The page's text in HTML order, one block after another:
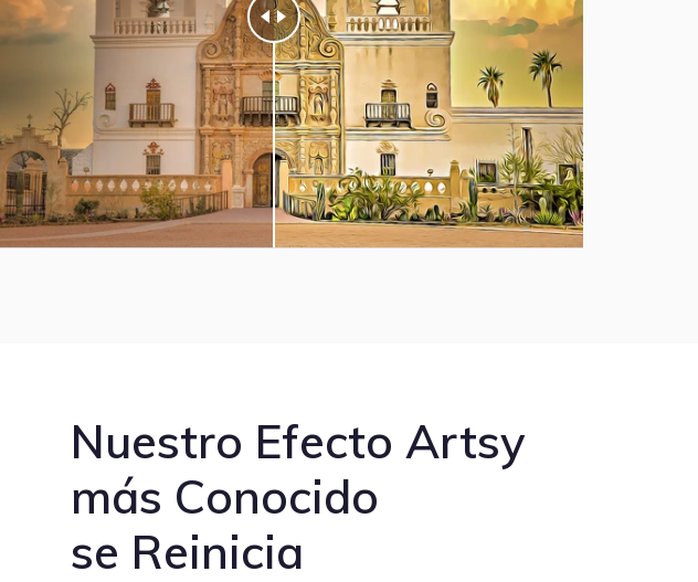
Nuestro Efecto Artsy
más Conocido
se Reinicia